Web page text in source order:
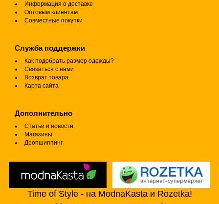
Информация о доставке
Оптовым клиентам
Совместные покупки
Служба поддержки
Как подобрать размер одежды?
Связаться с нами
Возврат товара
Карта сайта
Дополнительно
Статьи и новости
Магазины
Дропшиппинг
Time of Style - на ModnaKasta и Rozetka!